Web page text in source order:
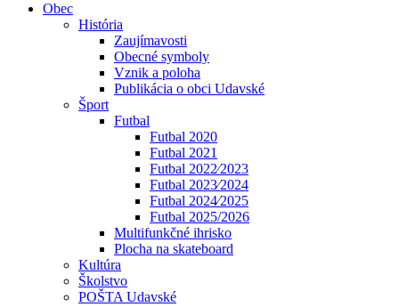
Obec
História
Zaujímavosti
Obecné symboly
Vznik a poloha
Publikácia o obci Udavské
Šport
Futbal
Futbal 2020
Futbal 2021
Futbal 2022⁄2023
Futbal 2023⁄2024
Futbal 2024⁄2025
Futbal 2025/2026
Multifunkčné ihrisko
Plocha na skateboard
Kultúra
Školstvo
POŠTA Udavské